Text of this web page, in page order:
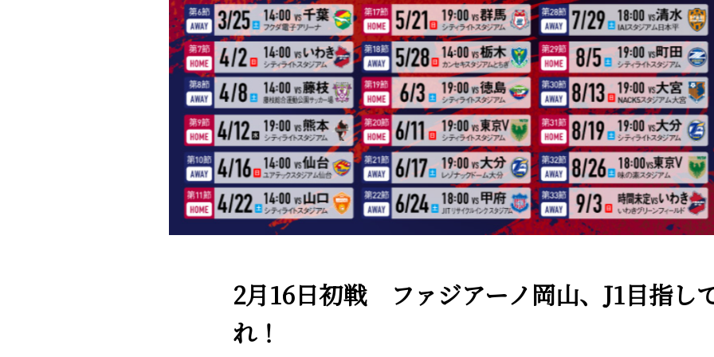
2月16日初戦 ファジアーノ岡山、J1目指し
れ！